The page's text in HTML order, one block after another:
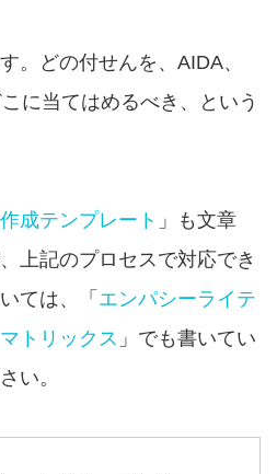
。どの付せんを、AIDA、
に当てはめるべき、という
成テンプレート 」も文章
上記のプロセスで対応でき
ては、「 エンパシーライテ
トリックス 」でも書いてい
い。